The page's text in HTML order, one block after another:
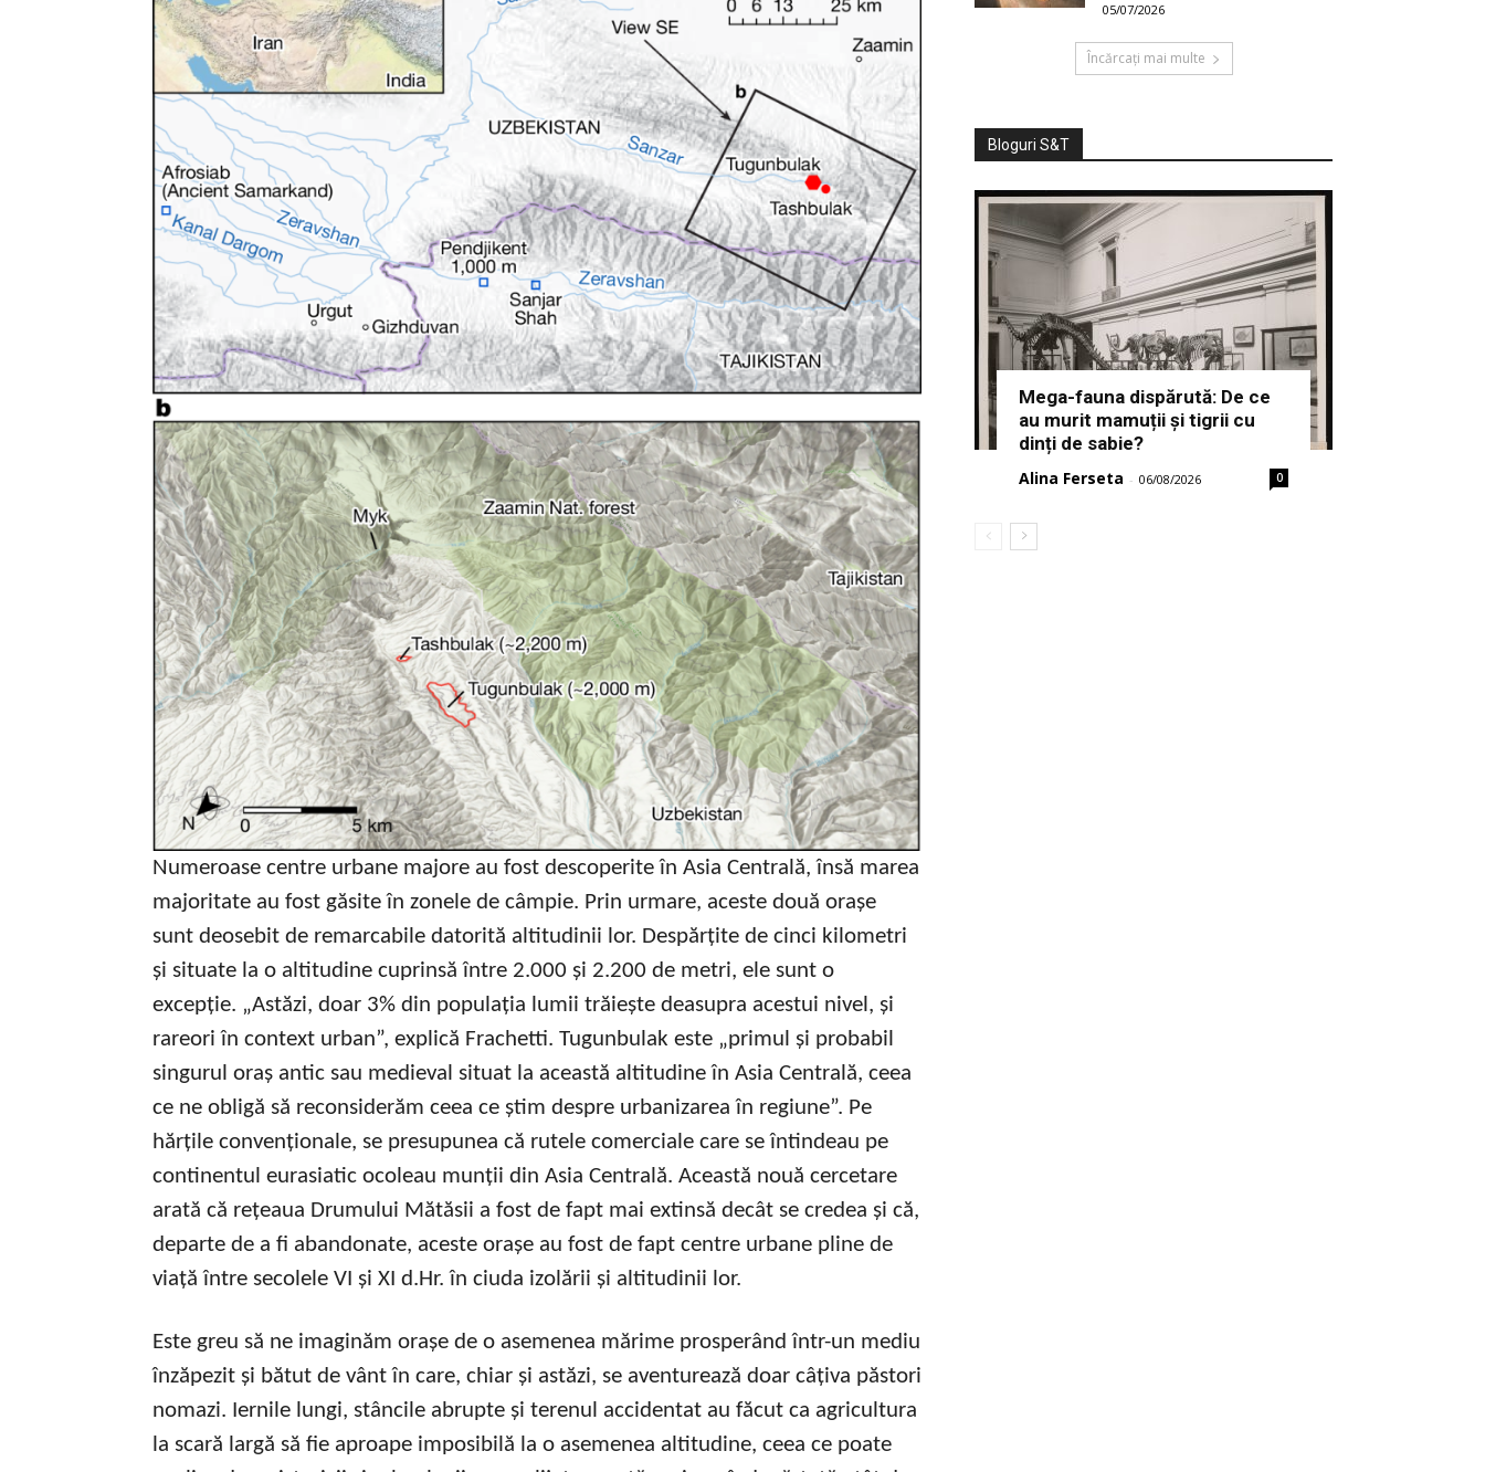
Numeroase centre urbane majore au fost descoperite în Asia Centrală, însă marea
majoritate au fost găsite în zonele de câmpie. Prin urmare, aceste două orașe
sunt deosebit de remarcabile datorită altitudinii lor. Despărțite de cinci kilometri
și situate la o altitudine cuprinsă între 2.000 și 2.200 de metri, ele sunt o
excepție. „Astăzi, doar 3% din populația lumii trăiește deasupra acestui nivel, și
rareori în context urban”, explică Frachetti. Tugunbulak este „primul și probabil
singurul oraș antic sau medieval situat la această altitudine în Asia Centrală, ceea
ce ne obligă să reconsiderăm ceea ce știm despre urbanizarea în regiune”. Pe
hărțile convenționale, se presupunea că rutele comerciale care se întindeau pe
continentul eurasiatic ocoleau munții din Asia Centrală. Această nouă cercetare
arată că rețeaua Drumului Mătăsii a fost de fapt mai extinsă decât se credea și că,
departe de a fi abandonate, aceste orașe au fost de fapt centre urbane pline de
viață între secolele VI și XI d.Hr. în ciuda izolării și altitudinii lor.
Este greu să ne imaginăm orașe de o asemenea mărime prosperând într-un mediu
înzăpezit și bătut de vânt în care, chiar și astăzi, se aventurează doar câțiva păstori
nomazi. Iernile lungi, stâncile abrupte și terenul accidentat au făcut ca agricultura
la scară largă să fie aproape imposibilă la o asemenea altitudine, ceea ce poate
05/07/2026
Încărcați mai multe
Bloguri S&T
Mega-fauna dispărută: De ce
au murit mamuții și tigrii cu
dinți de sabie?
Alina Ferseta - 06/08/2026 0